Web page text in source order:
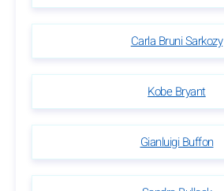
Carla Bruni Sarkozy
Kobe Bryant
Gianluigi Buffon